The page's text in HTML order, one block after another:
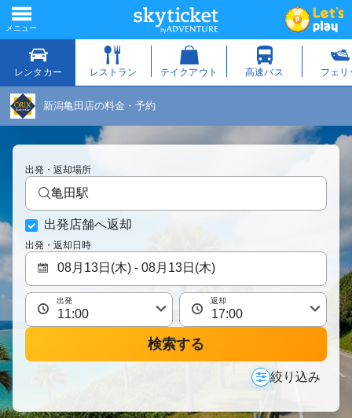
新潟亀田店の料金・予約
出発・返却場所
亀田駅
出発店舗へ返却
出発・返却日時
出発 返却
検索する
絞り込み